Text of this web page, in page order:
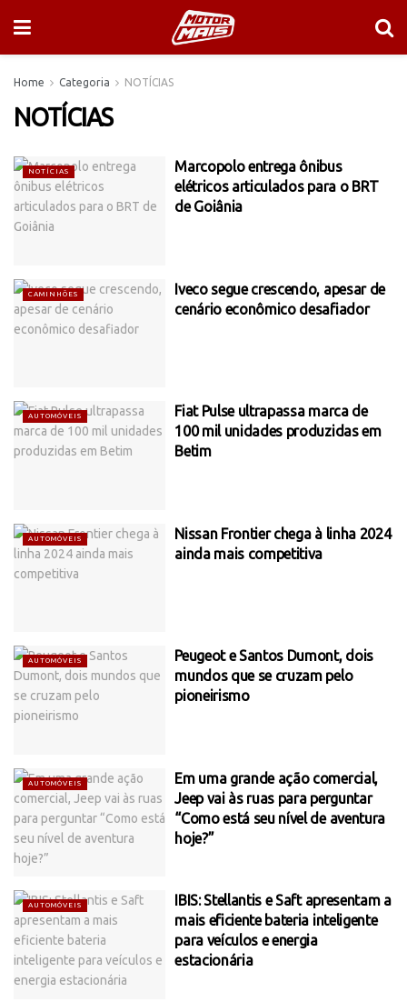
Home Categoria NOTÍCIAS
NOTÍCIAS
NOTÍCIAS
Marcopolo entrega ônibus
elétricos articulados para o BRT
de Goiânia
CAMINHÕES
Iveco segue crescendo, apesar de
cenário econômico desafiador
AUTOMÓVEIS
Fiat Pulse ultrapassa marca de
100 mil unidades produzidas em
Betim
AUTOMÓVEIS
Nissan Frontier chega à linha 2024
ainda mais competitiva
AUTOMÓVEIS
Peugeot e Santos Dumont, dois
mundos que se cruzam pelo
pioneirismo
AUTOMÓVEIS
Em uma grande ação comercial,
Jeep vai às ruas para perguntar
“Como está seu nível de aventura
hoje?”
AUTOMÓVEIS
IBIS: Stellantis e Saft apresentam a
mais eficiente bateria inteligente
para veículos e energia
estacionária